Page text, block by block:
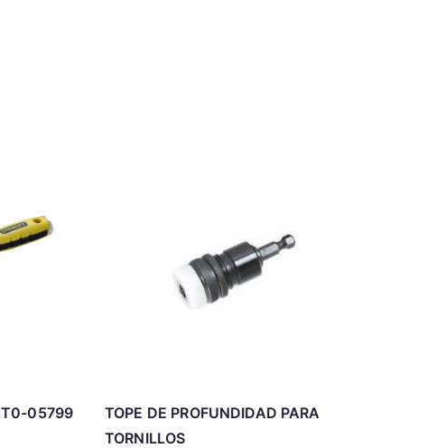
05799
TOPE DE PROFUNDIDAD PARA
TORNILLOS